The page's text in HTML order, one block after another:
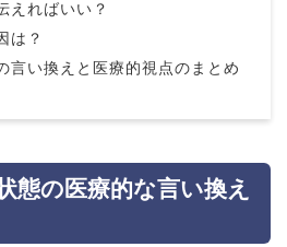
えればいい？
は？
言い換えと医療的視点のまとめ
態の医療的な言い換え